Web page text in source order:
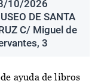
10/2026
DE SANTA
C/ Miguel de
3
ayuda de libros